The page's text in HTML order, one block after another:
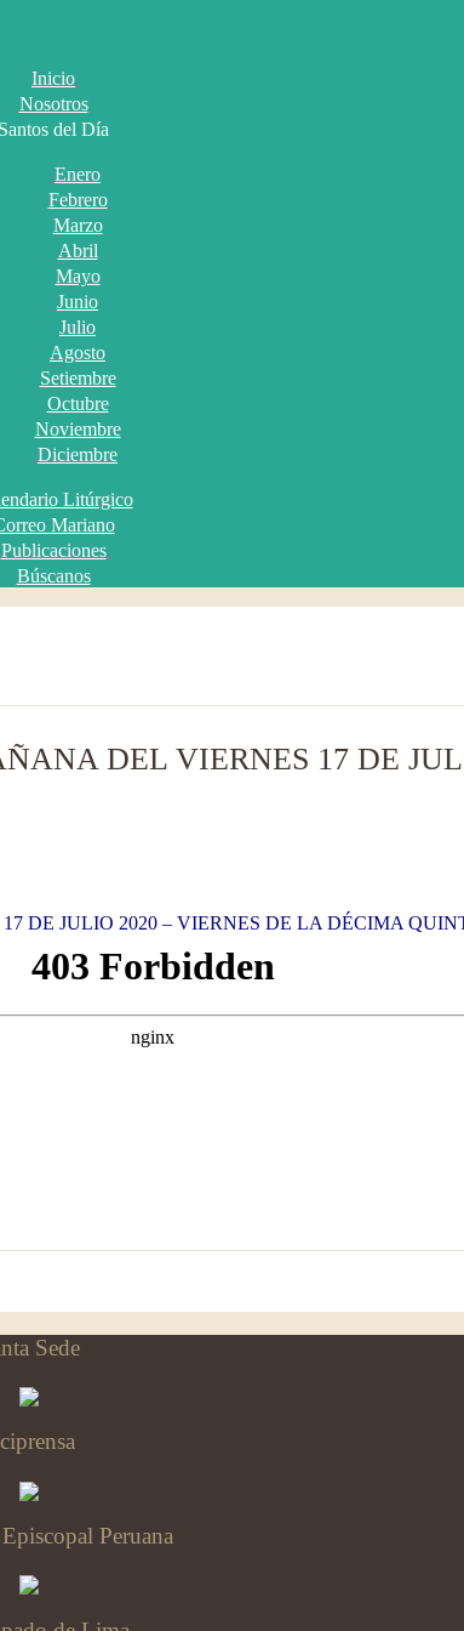
Inicio
Nosotros
Santos del Día
Enero
Febrero
Marzo
Abril
Mayo
Junio
Julio
Agosto
Setiembre
Octubre
Noviembre
Diciembre
Litúrgico
Mariano
Publicaciones
Búscanos
DEL VIERNES 17 DE
DE JULIO 2020 – VIERNES DE LA DÉCIMA
Sede
Peruana